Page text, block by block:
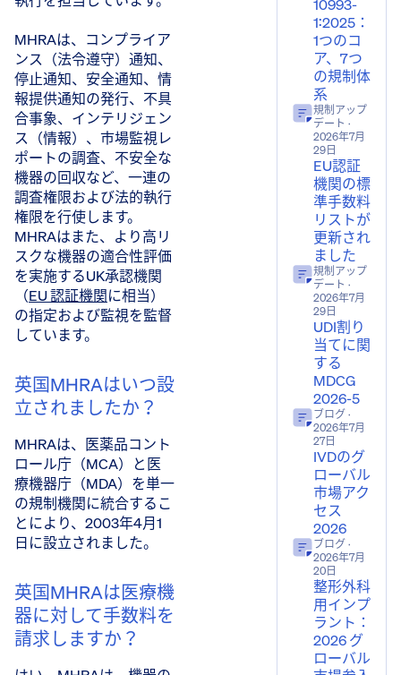
MHRAは、コンプライア
ンス（法令遵守）通知、
停止通知、安全通知、情
報提供通知の発行、不具
合事象、インテリジェン
ス（情報）、市場監視レ
ポートの調査、不安全な
機器の回収など、一連の
調査権限および法的執行
権限を行使します。
MHRAはまた、より高リ
スクな機器の適合性評価
を実施するUK承認機関
（EU 認証機関に相当）
の指定および監視を監督
しています。
英国MHRAはいつ設
立されましたか？
MHRAは、医薬品コント
ロール庁（MCA）と医
療機器庁（MDA）を単一
の規制機関に統合するこ
とにより、2003年4月1
日に設立されました。
英国MHRAは医療機
器に対して手数料を
請求しますか？
10993-
1:2025：
1つのコ
ア、7つ
の規制体
系
規制アップ
デート ·
2026年7月
29日
EU認証
機関の標
準手数料
リストが
更新され
ました
規制アップ
デート ·
2026年7月
29日
UDI割り
当てに関
する
MDCG
2026-5
ブログ·
2026年7月
27日
IVDのグ
ローバル
市場アク
セス
2026
ブログ·
2026年7月
20日
整形外科
用インプ
ラント：
2026 グ
ローバル